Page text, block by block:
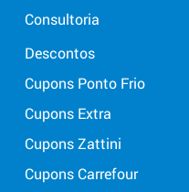
Consultoria
Descontos
Cupons Ponto Frio
Cupons Extra
Cupons Zattini
Cupons Carrefour